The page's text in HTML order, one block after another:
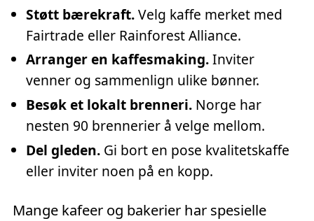
Støtt bærekraft.Velg kaffe merket med
Fairtrade eller Rainforest Alliance.
Arranger en kaffesmaking.Inviter
venner og sammenlign ulike bønner.
Besøk et lokalt brenneri. Norge har
nesten 90 brennerier å velge mellom.
Del gleden. Gi bort en pose kvalitetskaffe
eller inviter noen på en kopp.
Mange kafeer og bakerier har spesielle